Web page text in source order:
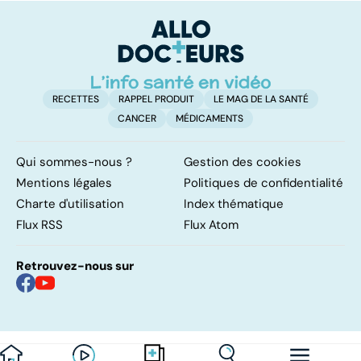
RECETTES RAPPEL PRODUIT
LE MAG DE LA SANTÉ
CANCER
MÉDICAMENTS
Qui sommes-nous ?
Gestion des cookies
Mentions légales
Politiques de confidentialité
Charte d'utilisation
Index thématique
Flux RSS
Flux Atom
Retrouvez-nous sur